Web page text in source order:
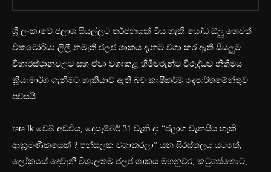
ශ්‍රී ලංකාවේ ජලාශ සියල්ලට තර්ජනයක් විය හැකි යෝධ ඕලු හෙවත්
වික්ටෝරියා ලිලී නමැති ජලජ ශාකය දැනට වගා කර ඇති සියලුම
විහාරස්ථානවලට සහ ඒවා වගාකළ හිමිවරුන්ට විරුද්ධව නීතිමය
ක්‍රියාමාර්ග ගැනීමට හැකියාව ඇති බව කෘෂිකර්ම දෙපාර්තමේන්තුව
පවසයි.
rata.lk වෙබ් අඩවිය, දෙසැම්බර් 31 වැනි දා “ජලාශ වැනසිය හැකි
ආක්‍රමණිකයෙක් ? පන්සලක වගාකරලා” යන සිරස්තලය යටතේ,
ලෝකයේ දෙවැනි විශාලතම ජලජ ශාකය මහනුවර, කටුගස්තොට,